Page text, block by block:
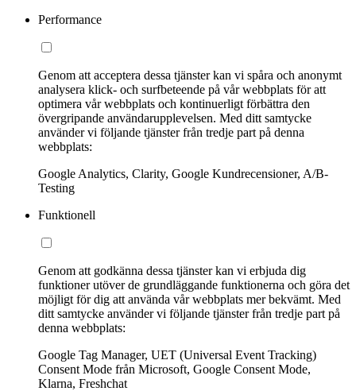
Performance
Genom att acceptera dessa tjänster kan vi spåra och anonymt
analysera klick- och surfbeteende på vår webbplats för att
optimera vår webbplats och kontinuerligt förbättra den
övergripande användarupplevelsen. Med ditt samtycke
använder vi följande tjänster från tredje part på denna
webbplats:
Google Analytics, Clarity, Google Kundrecensioner, A/B-
Testing
Funktionell
Genom att godkänna dessa tjänster kan vi erbjuda dig
funktioner utöver de grundläggande funktionerna och göra det
möjligt för dig att använda vår webbplats mer bekvämt. Med
ditt samtycke använder vi följande tjänster från tredje part på
denna webbplats:
Google Tag Manager, UET (Universal Event Tracking)
Consent Mode från Microsoft, Google Consent Mode,
Klarna, Freshchat